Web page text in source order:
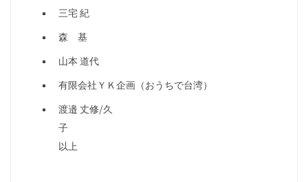
三宅 紀
森 基
山本 道代
有限会社ＹＫ企画（おうちで台湾）
渡邉 丈修/久
以上